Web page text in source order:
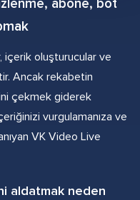
abone, bot
içerik oluşturucular ve
Ancak rekabetin
çekmek giderek
vurgulamanıza ve
VK Video Live
aldatmak neden